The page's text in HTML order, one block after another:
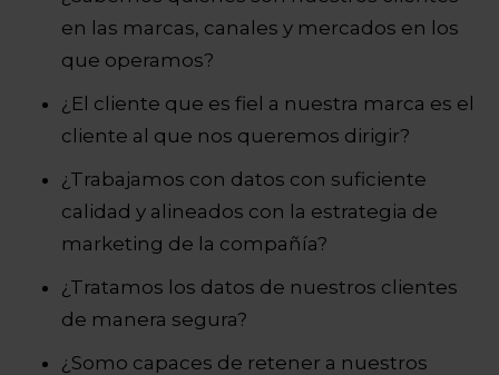
en las marcas, canales y mercados en los
que operamos?
¿El cliente que es fiel a nuestra marca es el
cliente al que nos queremos dirigir?
¿Trabajamos con datos con suficiente
calidad y alineados con la estrategia de
marketing de la compañía?
¿Tratamos los datos de nuestros clientes
de manera segura?
¿Somo capaces de retener a nuestros